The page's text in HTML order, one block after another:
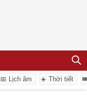
📅 Lịch âm ☀️ Thời tiết